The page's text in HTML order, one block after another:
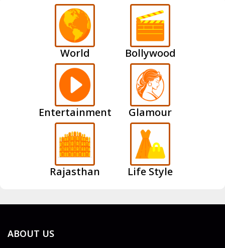
World Bollywood
Entertainment Glamour
Rajasthan Life Style
ABOUT US